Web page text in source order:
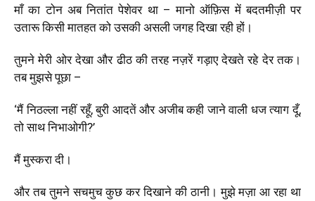
माँ का टोन अब नितांत पेशेवर था – मानो ऑफ़िस में बदतमीज़ी पर
उतारू किसी मातहत को उसकी असली जगह दिखा रही हों।
तुमने मेरी ओर देखा और ढीठ की तरह नज़रें गड़ाए देखते रहे देर तक।
तब मुझसे पूछा –
‘मैं निठल्ला नहीं रहूँ, बुरी आदतें और अजीब कही जाने वाली धज त्याग दूँ,
तो साथ निभाओगी?’
मैं मुस्करा दी।
और तब तुमने सचमुच कुछ कर दिखाने की ठानी। मुझे मज़ा आ रहा था